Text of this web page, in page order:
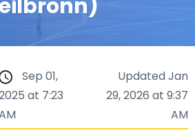
Sep 01,
at 7:23
Updated Jan
29, 2026 at 9:37
AM